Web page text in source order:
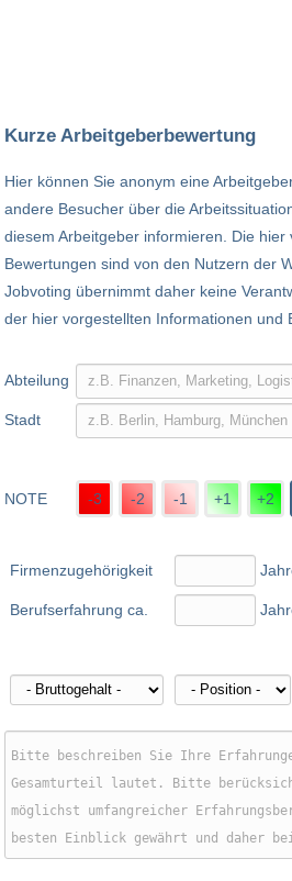
Kurze Arbeitgeberbewertung
Hier können Sie anonym eine
andere Besucher über die
diesem Arbeitgeber informieren. Die hier
Bewertungen sind von den Nutzern der
Jobvoting übernimmt daher keine
der hier vorgestellten Informationen und
Abteilung
Stadt
NOTE -3 -2 -1 +1 +2
Firmenzugehörigkeit
Berufserfahrung ca.